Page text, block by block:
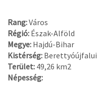
Rang:Város
Régió: Észak-Alföld
Megye: Hajdú-Bihar
Kistérség: Berettyóújfalui
Terület: 49,26 km2
Népesség: